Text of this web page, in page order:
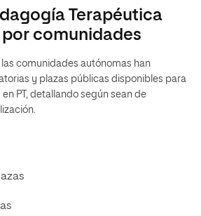
Terapéutica
comunidades
las comunidades autónomas han
y plazas públicas disponibles para
PT, detallando según sean de